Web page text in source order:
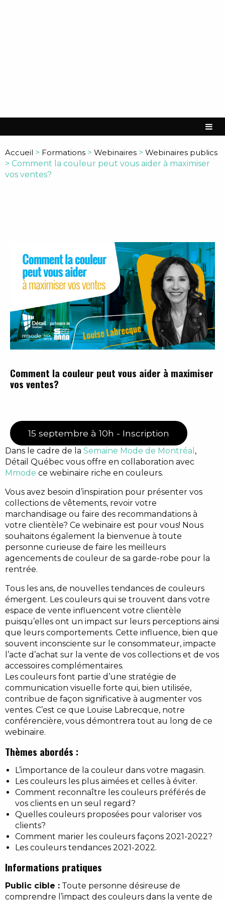
Accueil > Formations > Webinaires > Webinaires publics
> Comment la couleur peut vous aider à maximiser
vos ventes?
Comment la couleur peut vous aider à maximiser
vos ventes?
15 septembre à 10h - Inscription
Dans le cadre de la Semaine Mode de Montréal ,
Détail Québec vous offre en collaboration avec
Mmode ce webinaire riche en couleurs.
Vous avez besoin d’inspiration pour présenter vos
collections de vêtements, revoir votre
marchandisage ou faire des recommandations à
votre clientèle? Ce webinaire est pour vous! Nous
souhaitons également la bienvenue à toute
personne curieuse de faire les meilleurs
agencements de couleur de sa garde-robe pour la
rentrée.
Tous les ans, de nouvelles tendances de couleurs
émergent. Les couleurs qui se trouvent dans votre
espace de vente influencent votre clientèle
puisqu’elles ont un impact sur leurs perceptions ainsi
que leurs comportements. Cette influence, bien que
souvent inconsciente sur le consommateur, impacte
l’acte d’achat sur la vente de vos collections et de vos
accessoires complémentaires.
Les couleurs font partie d’une stratégie de
communication visuelle forte qui, bien utilisée,
contribue de façon significative à augmenter vos
ventes. C’est ce que Louise Labrecque, notre
conférencière, vous démontrera tout au long de ce
webinaire.
Thèmes abordés :
L’importance de la couleur dans votre magasin.
Les couleurs les plus aimées et celles à éviter.
Comment reconnaître les couleurs préférés de
vos clients en un seul regard?
Quelles couleurs proposées pour valoriser vos
clients?
Comment marier les couleurs façons 2021-2022?
Les couleurs tendances 2021-2022.
Informations pratiques
Public cible : Toute personne désireuse de
comprendre l’impact des couleurs dans la vente de